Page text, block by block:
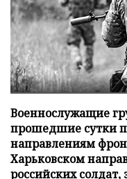
Военнослужащие
прошедшие сутки
направлениям
Харьковском
российских